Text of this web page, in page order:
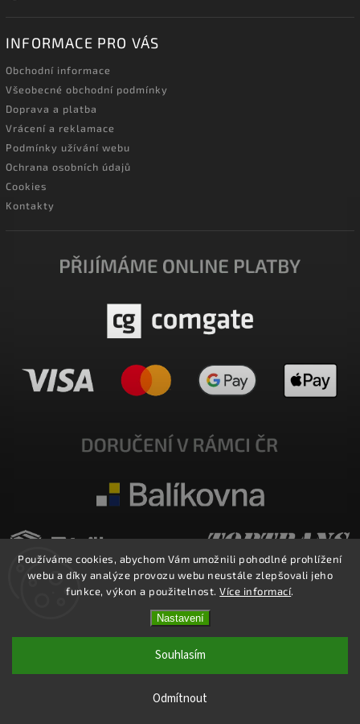
Používáme cookies, abychom Vám umožnili pohodlné prohlížení
webu a díky analýze provozu webu neustále zlepšovali jeho
funkce, výkon a použitelnost.Více informací.
Nastavení
Odmítnout
Souhlasím
INFORMACE PRO VÁS
Obchodní informace
Všeobecné obchodní podmínky
Doprava a platba
Vrácení a reklamace
Podmínky užívání webu
Ochrana osobních údajů
Cookies
Kontakty
E-SHOP MILATA. Všechna práva vyhrazena.
Upravit nastavení cookies